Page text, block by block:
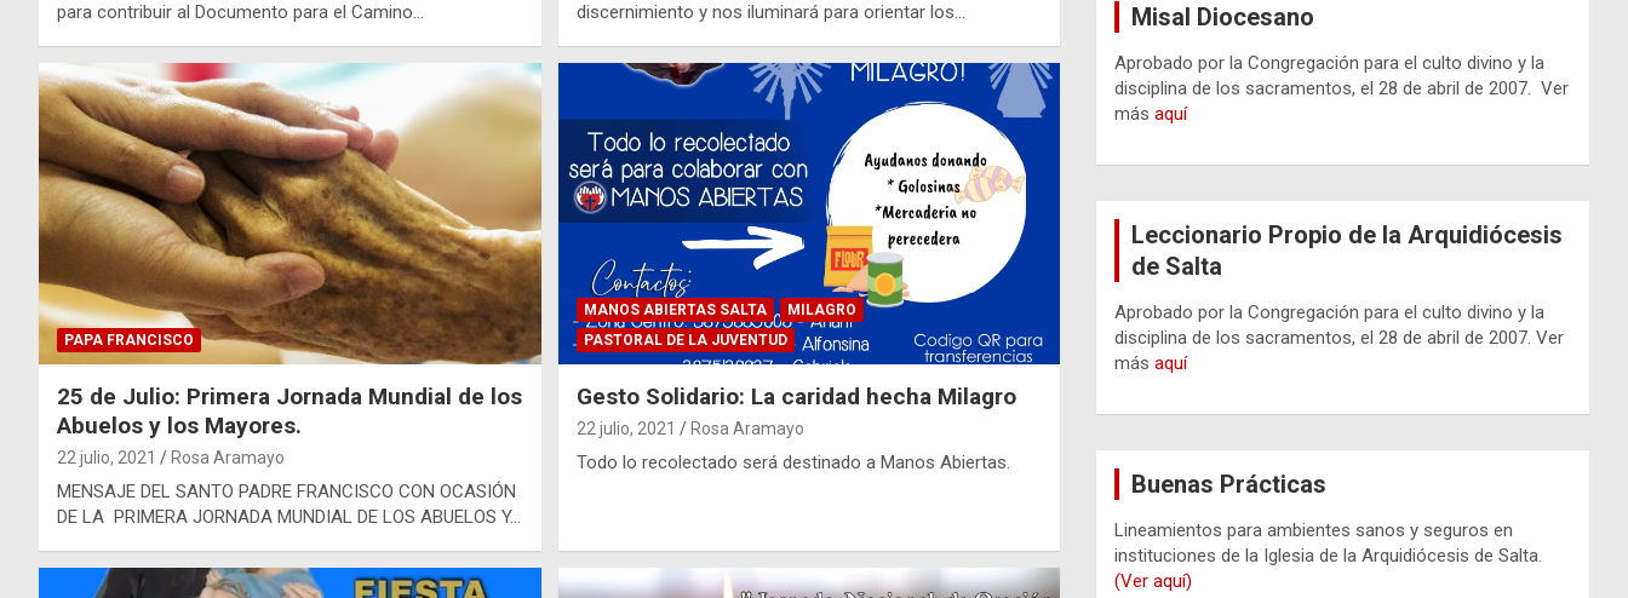
para contribuir al Documento para el Camino…
discernimiento y nos iluminará para orientar los…
PAPA FRANCISCO
25 de Julio: Primera Jornada Mundial de los
Abuelos y los Mayores.
22 julio, 2021 Rosa Aramayo
MENSAJE DEL SANTO PADRE FRANCISCO CON OCASIÓN
DE LA PRIMERA JORNADA MUNDIAL DE LOS ABUELOS Y…
MANOS ABIERTAS SALTA
MILAGRO
PASTORAL DE LA JUVENTUD
Gesto Solidario: La caridad hecha Milagro
22 julio, 2021 Rosa Aramayo
Todo lo recolectado será destinado a Manos Abiertas.
Misal Diocesano
Aprobado por la Congregación para el culto divino y la
disciplina de los sacramentos, el 28 de abril de 2007. Ver
másaquí
Leccionario Propio de la Arquidiócesis
de Salta
Aprobado por la Congregación para el culto divino y la
disciplina de los sacramentos, el 28 de abril de 2007. Ver
másaquí
Buenas Prácticas
Lineamientos para ambientes sanos y seguros en
instituciones de la Iglesia de la Arquidiócesis de Salta.
(Ver aquí)